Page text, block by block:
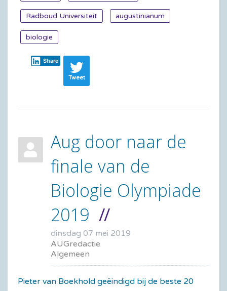
Radboud Universiteit augustinianum
biologie
Share
Tweet
Aug door naar de
finale van de
Biologie Olympiade
2019
dinsdag 07 mei 2019
AUGredactie
Algemeen
Pieter van Boekhold geëindigd bij de beste 20